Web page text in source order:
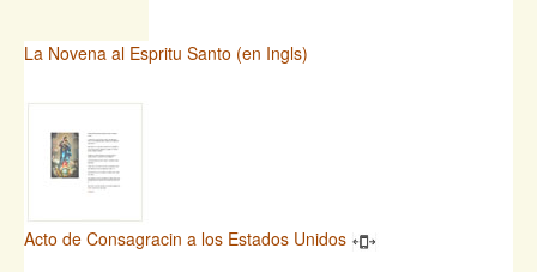
La Novena al Espritu Santo (en Ingls)
Acto de Consagracin a los Estados Unidos